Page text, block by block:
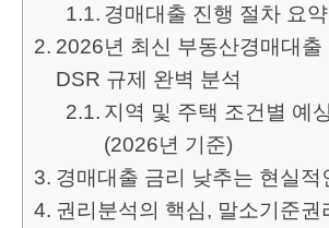
경매대출 진행 절차 요약
2026년 최신 부동산경매대출
DSR 규제 완벽 분석
지역 및 주택 조건별 예
(2026년 기준)
경매대출 금리 낮추는 현실적
권리분석의 핵심, 말소기준권